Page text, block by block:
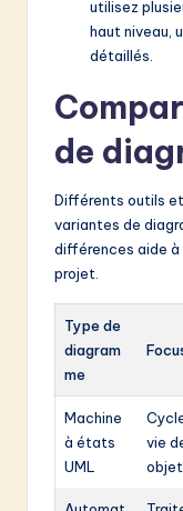
utilisez
haut niveau,
détaillés.
de
Différents outils
variantes de
différences aide à
projet.
Type de
diagram
me
Machine
à états
UML
vie